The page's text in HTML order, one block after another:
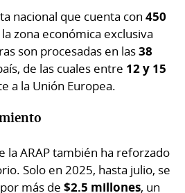
nacional que cuenta con450
zona económica exclusiva
son procesadas en las38
de las cuales entre 12 y 15
a la Unión Europea.
la ARAP también ha reforzado
Solo en 2025, hasta julio, se
más de$2.5 millones, un